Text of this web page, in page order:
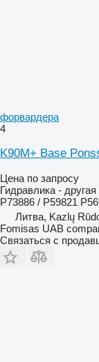
форвардера
4
K90M+ Base
Цена по запросу
Гидравлика -
P73886 / P59821
Литва, Kazlų
Fomisas UAB
Связаться с